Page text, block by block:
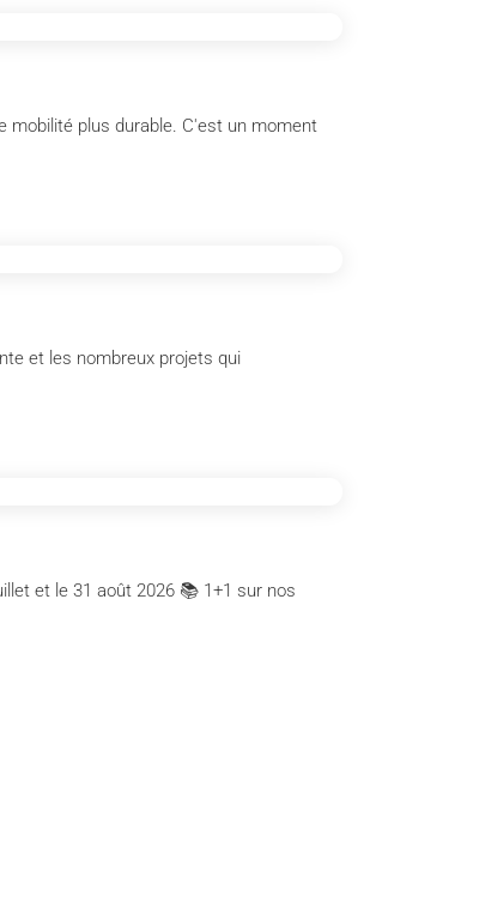
mobilité plus durable. C'est un moment
et les nombreux projets qui
et le 31 août 2026 📚 1+1 sur nos